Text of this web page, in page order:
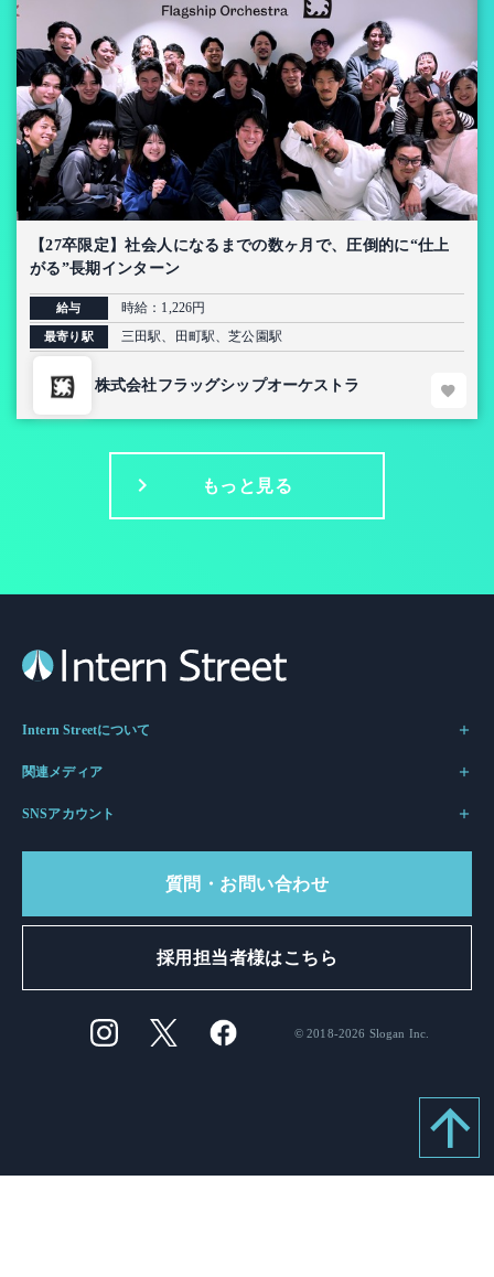
【27卒限定】社会人になるまでの数ヶ月で、圧倒的に“仕上
がる”長期インターン
給与 時給：1,226円
最寄り駅 三田駅、田町駅、芝公園駅
株式会社フラッグシップオーケストラ
もっと見る
Intern Streetについて
関連メディア
SNSアカウント
質問・お問い合わせ
採用担当者様はこちら
© 2018-2026 Slogan Inc.